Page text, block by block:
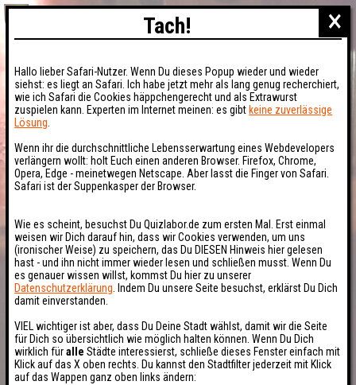
×
Tach!
Hallo lieber Safari-Nutzer. Wenn Du dieses Popup wieder und wieder
siehst: es liegt an Safari. Ich habe jetzt mehr als lang genug recherchiert,
wie ich Safari die Cookies häppchengerecht und als Extrawurst
zuspielen kann. Experten im Internet meinen: es gibt keine zuverlässige
Lösung
Wenn ihr die durchschnittliche Lebensserwartung eines Webdevelopers
verlängern wollt: holt Euch einen anderen Browser. Firefox, Chrome,
Opera, Edge - meinetwegen Netscape. Aber lasst die Finger von Safari.
Safari ist der Suppenkasper der Browser.
Wie es scheint, besuchst Du Quizlabor.de zum ersten Mal. Erst einmal
weisen wir Dich darauf hin, dass wir Cookies verwenden, um uns
(ironischer Weise) zu speichern, das Du DIESEN Hinweis hier gelesen
hast - und ihn nicht immer wieder lesen und schließen musst. Wenn Du
es genauer wissen willst, kommst Du hier zu unserer
Datenschutzerklärung . Indem Du unsere Seite besuchst, erklärst Du Dich
damit einverstanden.
VIEL wichtiger ist aber, dass Du Deine Stadt wählst, damit wir die Seite
für Dich so übersichtlich wie möglich halten können. Wenn Du Dich
wirklich füralle Städte interessierst, schließe dieses Fenster einfach mit
Klick auf das X oben rechts. Du kannst den Stadtfilter jederzeit mit Klick
auf das Wappen ganz oben links ändern: